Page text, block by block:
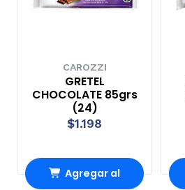
CAROZZI
GRETEL
CHOCOLATE 85grs
(24)
$1.198
Agregar al